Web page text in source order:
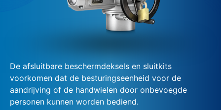
De afsluitbare beschermdeksels en sluitkits
voorkomen dat de besturingseenheid voor de
aandrijving of de handwielen door onbevoegde
personen kunnen worden bediend.